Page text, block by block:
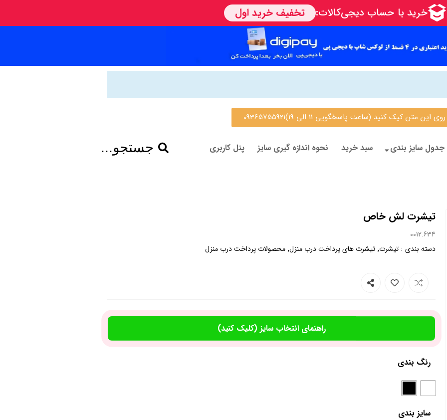
کیک کنید (ساعت پاسخگویی 11 الی 19)09365755921
جدول سایز بندی سبد خرید نحوه اندازه گیری سایز پنل کاربری جستجو...
تیشرت لش خاص
0012.634
دسته بندی : تیشرت, تیشرت های پرداخت درب منزل, محصولات پرداخت درب منزل
راهنمای انتخاب سایز (کلیک کنید)
رنگ بندی
سایز بندی